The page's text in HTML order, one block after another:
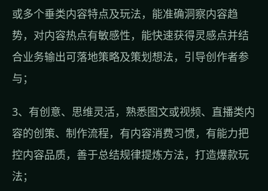
或多个垂类内容特点及玩法，能准确洞察内容趋
势，对内容热点有敏感性，能快速获得灵感点并结
合业务输出可落地策略及策划想法，引导创作者参
与；
3、有创意、思维灵活，熟悉图文或视频、直播类内
容的创策、制作流程，有内容消费习惯，有能力把
控内容品质，善于总结规律提炼方法，打造爆款玩
法；